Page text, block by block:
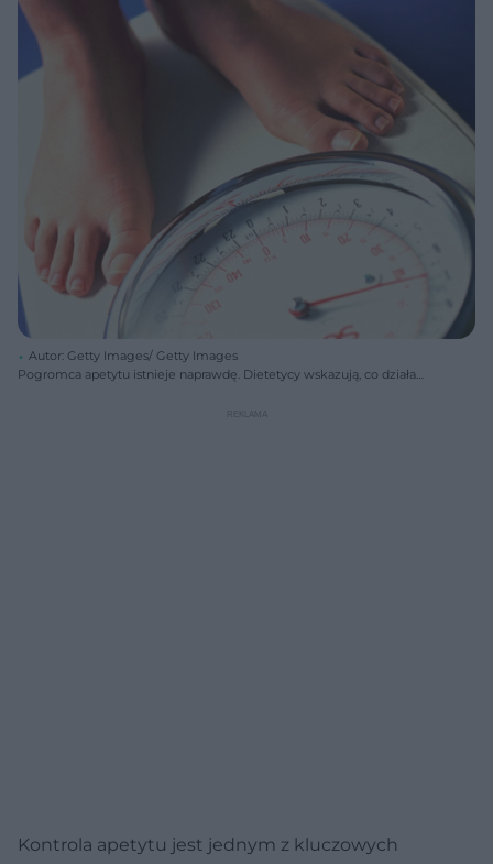
Autor: Getty Images/ Getty Images
Pogromca apetytu istnieje naprawdę. Dietetycy wskazują, co działa
Kontrola apetytu jest jednym z kluczowych